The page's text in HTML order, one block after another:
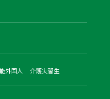
外国人 介護実習生